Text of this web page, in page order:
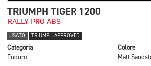
TRIUMPH TIGER 1200
RALLY PRO ABS
USATO TRIUMPH APPROVED
Categoria
Enduro
Colore
Matt